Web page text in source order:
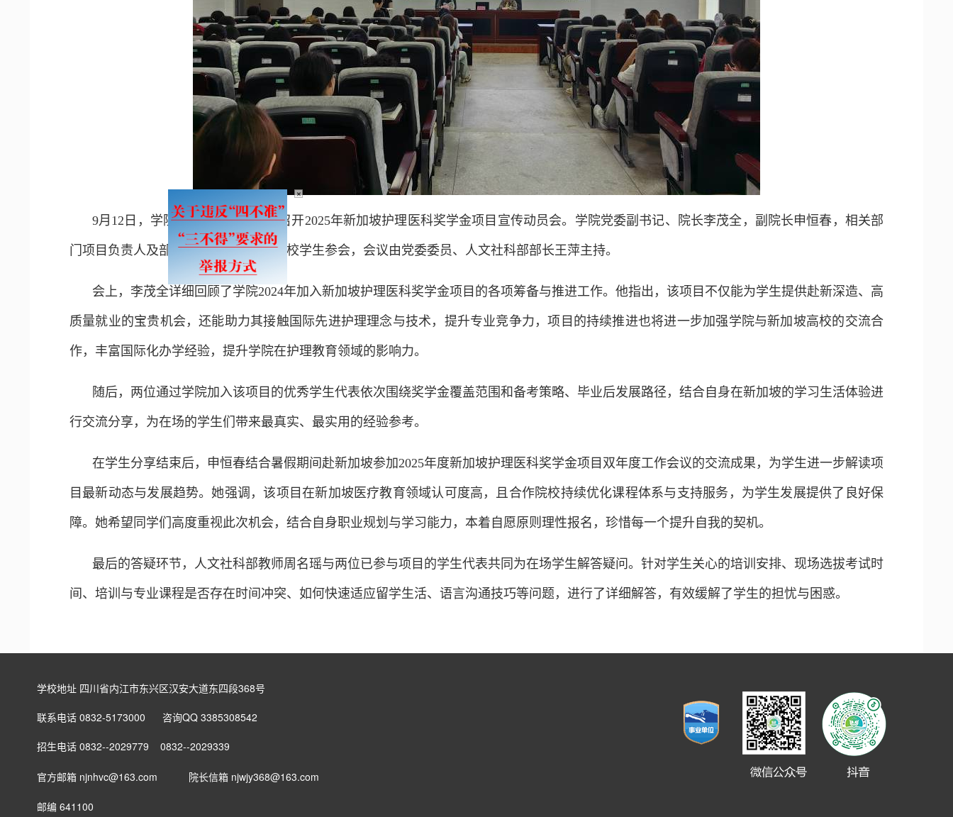
9月12日，学院在橘泉学术报告厅召开2025年新加坡护理医科奖学金项目宣传动员会。学院党委副书记、院长李茂全，副院长申恒春，相关部
门项目负责人及部分符合报名条件的在校学生参会，会议由党委委员、人文社科部部长王萍主持。
会上，李茂全详细回顾了学院2024年加入新加坡护理医科奖学金项目的各项筹备与推进工作。他指出，该项目不仅能为学生提供赴新深造、高
质量就业的宝贵机会，还能助力其接触国际先进护理理念与技术，提升专业竞争力，项目的持续推进也将进一步加强学院与新加坡高校的交流合
作，丰富国际化办学经验，提升学院在护理教育领域的影响力。
随后，两位通过学院加入该项目的优秀学生代表依次围绕奖学金覆盖范围和备考策略、毕业后发展路径，结合自身在新加坡的学习生活体验进
行交流分享，为在场的学生们带来最真实、最实用的经验参考。
在学生分享结束后，申恒春结合暑假期间赴新加坡参加2025年度新加坡护理医科奖学金项目双年度工作会议的交流成果，为学生进一步解读项
目最新动态与发展趋势。她强调，该项目在新加坡医疗教育领域认可度高，且合作院校持续优化课程体系与支持服务，为学生发展提供了良好保
障。她希望同学们高度重视此次机会，结合自身职业规划与学习能力，本着自愿原则理性报名，珍惜每一个提升自我的契机。
最后的答疑环节，人文社科部教师周名瑶与两位已参与项目的学生代表共同为在场学生解答疑问。针对学生关心的培训安排、现场选拔考试时
间、培训与专业课程是否存在时间冲突、如何快速适应留学生活、语言沟通技巧等问题，进行了详细解答，有效缓解了学生的担忧与困惑。​
学校地址 四川省内江市东兴区汉安大道东四段368号
联系电话 0832-5173000 咨询QQ 3385308542
招生电话 0832--2029779 0832--2029339
官方邮箱 njnhvc@163.com 院长信箱 njwjy368@163.com
邮编 641100